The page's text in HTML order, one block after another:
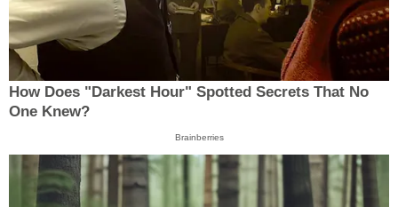
How Does "Darkest Hour" Spotted Secrets That No
One Knew?
Brainberries